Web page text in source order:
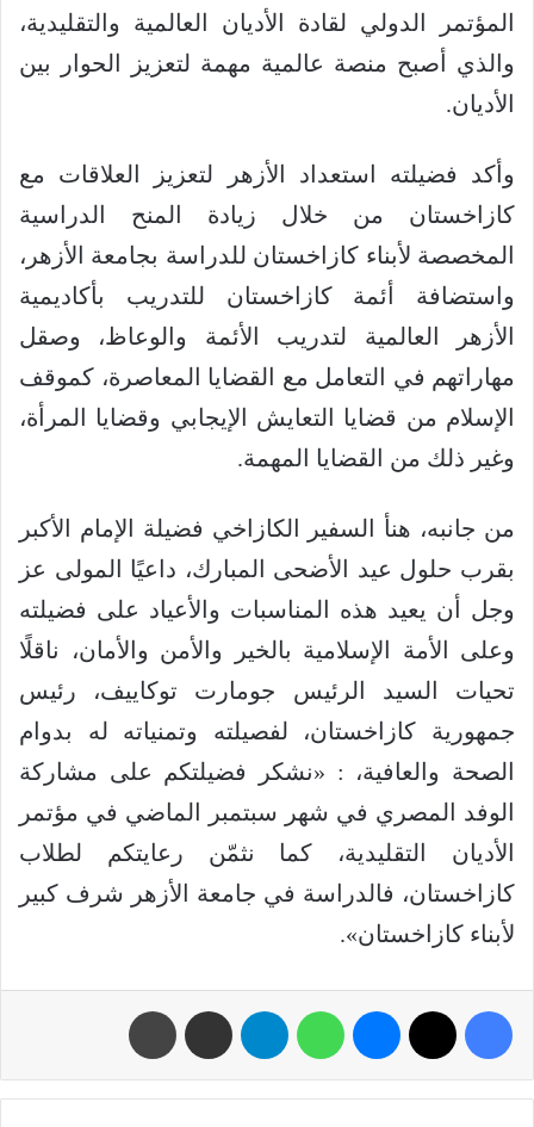
المؤتمر الدولي لقادة الأديان العالمية والتقليدية،
والذي أصبح منصة عالمية مهمة لتعزيز الحوار بين
الأديان.
وأكد فضيلته استعداد الأزهر لتعزيز العلاقات مع
كازاخستان من خلال زيادة المنح الدراسية
المخصصة لأبناء كازاخستان للدراسة بجامعة الأزهر،
واستضافة أئمة كازاخستان للتدريب بأكاديمية
الأزهر العالمية لتدريب الأئمة والوعاظ، وصقل
مهاراتهم في التعامل مع القضايا المعاصرة، كموقف
الإسلام من قضايا التعايش الإيجابي وقضايا المرأة،
وغير ذلك من القضايا المهمة.
من جانبه، هنأ السفير الكازاخي فضيلة الإمام الأكبر
بقرب حلول عيد الأضحى المبارك، داعيًا المولى عز
وجل أن يعيد هذه المناسبات والأعياد على فضيلته
وعلى الأمة الإسلامية بالخير والأمن والأمان، ناقلًا
تحيات السيد الرئيس جومارت توكاييف، رئيس
جمهورية كازاخستان، لفصيلته وتمنياته له بدوام
الصحة والعافية، : «نشكر فضيلتكم على مشاركة
الوفد المصري في شهر سبتمبر الماضي في مؤتمر
الأديان التقليدية، كما نثمّن رعايتكم لطلاب
كازاخستان، فالدراسة في جامعة الأزهر شرف كبير
لأبناء كازاخستان».